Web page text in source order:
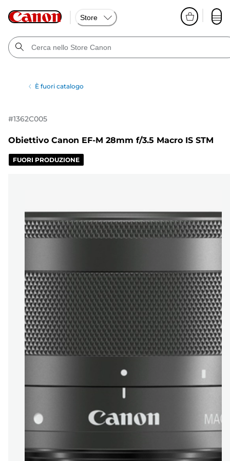
Store
È fuori catalogo
#1362C005
Obiettivo Canon EF-M 28mm f/3.5 Macro IS STM
FUORI PRODUZIONE